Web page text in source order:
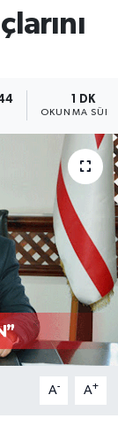
1 DK
OKUNMA
A- A+